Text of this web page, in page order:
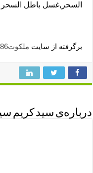
السحر,غسل باطل السحر
برگرفته از سایت ملکوت786
درباره‌ی سید کریم